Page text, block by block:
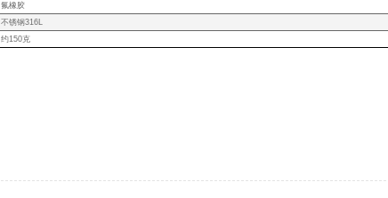
氟橡胶
不锈钢316L
约150克